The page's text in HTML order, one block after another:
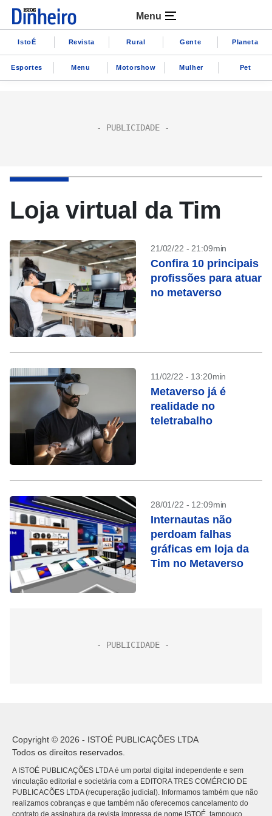
Menu
IstoÉ Revista Rural Gente Planeta
Esportes Menu Motorshow Mulher Pet
Loja virtual da Tim
21/02/22 - 21:09min
Confira 10 principais
profissões para atuar
no metaverso
11/02/22 - 13:20min
Metaverso já é
realidade no
teletrabalho
28/01/22 - 12:09min
Internautas não
perdoam falhas
gráficas em loja da
Tim no Metaverso
Copyright © 2026 - ISTOÉ PUBLICAÇÕES LTDA
Todos os direitos reservados.
A ISTOÉ PUBLICAÇÕES LTDA é um portal digital independente e sem
vinculação editorial e societária com a EDITORA TRES COMÉRCIO DE
PUBLICACÕES LTDA (recuperação judicial). Informamos também que não
realizamos cobranças e que também não oferecemos cancelamento do
contrato de assinatura da revista impressa de nome ISTOÉ, tampouco